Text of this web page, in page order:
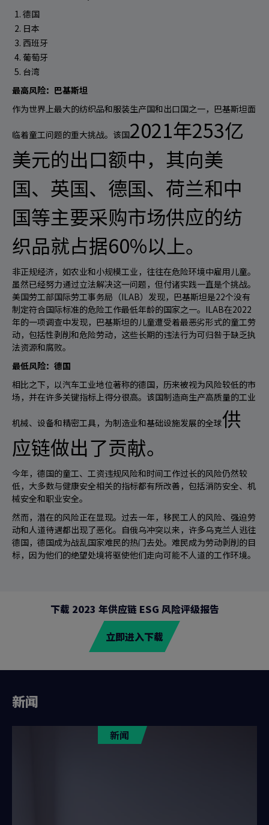
德国
日本
西班牙
葡萄牙
台湾
最高风险：巴基斯坦
作为世界上最大的纺织品和服装生产国和出口国之一，巴基斯坦面
临着童工问题的重大挑战。 该国2021年253亿
美元的出口额中，其向美
国、英国、德国、荷兰和中
国等主要采购市场供应的纺
织品就占据60%以上。
非正规经济，如农业和小规模工业，往往在危险环境中雇用儿童。
虽然已经努力通过立法解决这一问题，但付诸实践一直是个挑战。
美国劳工部国际劳工事务局（ILAB）发现，巴基斯坦是22个没有
制定符合国际标准的危险工作最低年龄的国家之一。ILAB在2022
年的一项调查中发现，巴基斯坦的儿童遭受着最恶劣形式的童工劳
动，包括性剥削和危险劳动，这些长期的违法行为可归咎于缺乏执
法资源和腐败。
最低风险：德国
相比之下，以汽车工业地位著称的德国，历来被视为风险较低的市
场，并在许多关键指标上得分很高。该国制造商生产高质量的工业
机械、设备和精密工具，为制造业和基础设施发展的全球供
应链做出了贡献。
今年，德国的童工、工资违规风险和时间工作过长的风险仍然较
低，大多数与健康安全相关的指标都有所改善，包括消防安全、机
械安全和职业安全。
然而，潜在的风险正在显现。过去一年，移民工人的风险、强迫劳
动和人道待遇都出现了恶化。自俄乌冲突以来，许多乌克兰人逃往
德国，德国成为战乱国家难民的热门去处。难民成为劳动剥削的目
标，因为他们的绝望处境将驱使他们走向可能不人道的工作环境。
下载 2023 年供应链 ESG 风险评级报告
立即进入下载
新闻
新闻